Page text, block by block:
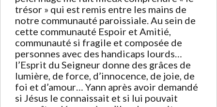
trésor » qui est remis entre les mains de
notre communauté paroissiale. Au sein de
cette communauté Espoir et Amitié,
communauté si fragile et composée de
personnes avec des handicaps lourds…
l’Esprit du Seigneur donne des grâces de
lumière, de force, d’innocence, de joie, de
foi et d’amour… Yann après avoir demandé
si Jésus le connaissait et si lui pouvait